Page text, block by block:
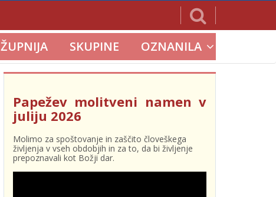
ŽUPNIJA SKUPINE OZNANILA
Papežev molitveni namen v
juliju 2026
Molimo za spoštovanje in zaščito človeškega
življenja v vseh obdobjih in za to, da bi življenje
prepoznavali kot Božji dar.